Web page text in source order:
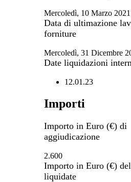
Mercoledì, 10 Marzo 2021
Data di ultimazione
forniture
Mercoledì, 31 Dicembre
Date liquidazioni
12.01.23
Importi
Importo in Euro (€) di
aggiudicazione
2.600
Importo in Euro (€)
liquidate